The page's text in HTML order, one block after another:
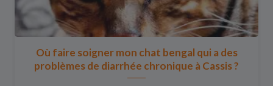
Où faire soigner mon chat bengal qui a des
problèmes de diarrhée chronique à Cassis ?